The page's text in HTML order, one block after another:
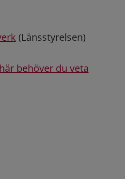
(Länsstyrelsen)
behöver du veta